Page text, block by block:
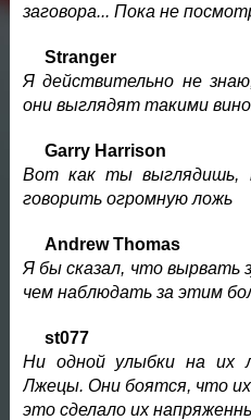
заговора... Пока не
Stranger
Я действительно не
они выглядят такими
Garry Harrison
Вот как ты выглядишь,
говорить огромную ложь
Andrew Thomas
Я бы сказал, что вырвать
чем наблюдать за этим
st077
Ни одной улыбки на их
Лжецы. Они боятся, что их
это сделало их